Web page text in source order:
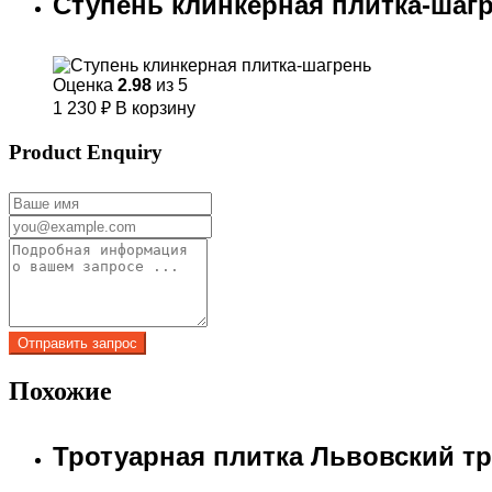
Оценка 2.98 из 5
1 230 ₽ В корзину
Product Enquiry
Похожие
Тротуарная плитка Львовский